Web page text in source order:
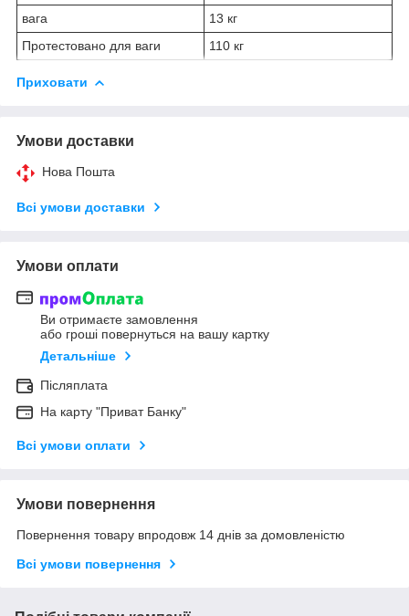
вага
13 кг
Протестовано для ваги
110 кг
Приховати
Умови доставки
Нова Пошта
Всі умови доставки
Умови оплати
Ви отримаєте замовлення
або гроші повернуться на вашу картку
Детальніше
Післяплата
На карту "Приват Банку"
Всі умови оплати
Умови повернення
Повернення товару впродовж 14 днів за домовленістю
Всі умови повернення